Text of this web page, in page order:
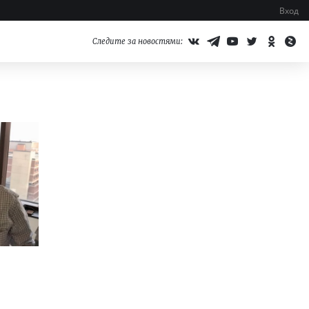
Вход
Следите за новостями: